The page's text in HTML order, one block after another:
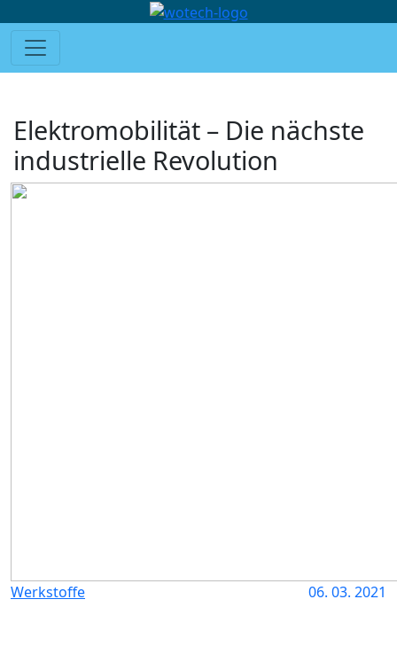
Elektromobilität – Die nächste
industrielle Revolution
Werkstoffe 06. 03. 2021